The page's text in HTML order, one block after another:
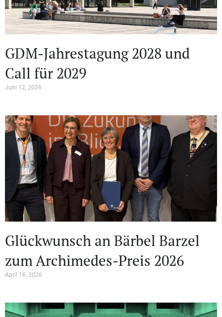
GDM-Jahrestagung 2028 und
Call für 2029
Juni 12, 2026
Glückwunsch an Bärbel Barzel
zum Archimedes-Preis 2026
April 16, 2026